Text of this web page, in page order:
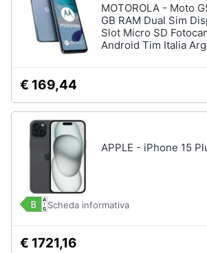
MOTOROLA - Moto
GB RAM Dual Sim
Slot Micro SD
Android Tim Italia
€ 169,44
APPLE - iPhone 15
Scheda informativa
€ 1721,16